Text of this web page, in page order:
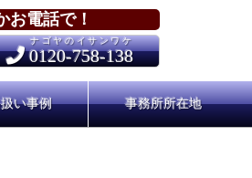
お電話で！
0120-758-138
ナゴヤのイサンワケ
い事例 事務所所在地